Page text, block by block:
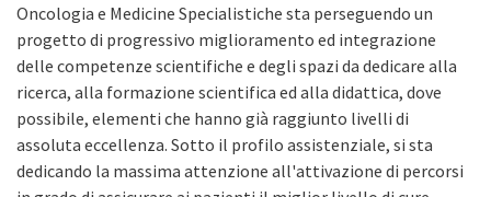
Oncologia e Medicine Specialistiche sta perseguendo un
progetto di progressivo miglioramento ed integrazione
delle competenze scientifiche e degli spazi da dedicare alla
ricerca, alla formazione scientifica ed alla didattica, dove
possibile, elementi che hanno già raggiunto livelli di
assoluta eccellenza. Sotto il profilo assistenziale, si sta
dedicando la massima attenzione all'attivazione di percorsi